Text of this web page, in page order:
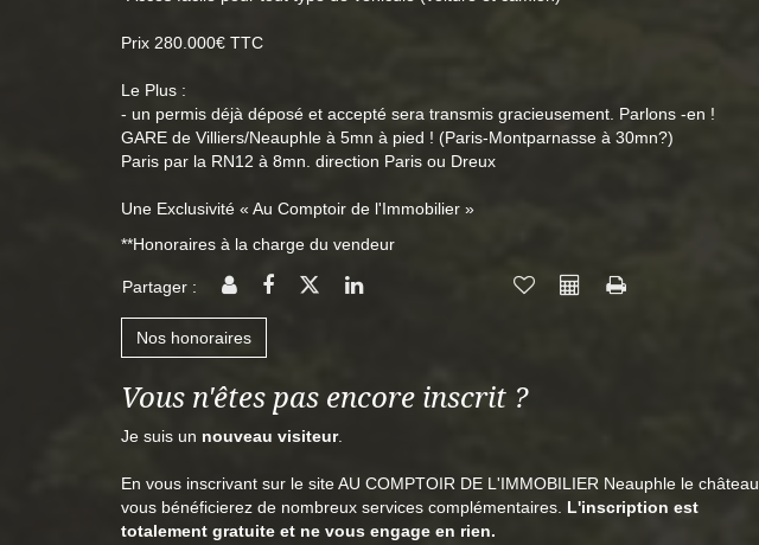
Prix 280.000€ TTC
Le Plus :
- un permis déjà déposé et accepté sera transmis gracieusement. Parlons -en !
GARE de Villiers/Neauphle à 5mn à pied ! (Paris-Montparnasse à 30mn?)
Paris par la RN12 à 8mn. direction Paris ou Dreux
Une Exclusivité « Au Comptoir de l'Immobilier »
**Honoraires à la charge du vendeur
Partager :
Nos honoraires
Vous n'êtes pas encore inscrit ?
Je suis un nouveau visiteur.
En vous inscrivant sur le site AU COMPTOIR DE L'IMMOBILIER Neauphle le château,
vous bénéficierez de nombreux services complémentaires. L'inscription est
totalement gratuite et ne vous engage en rien.